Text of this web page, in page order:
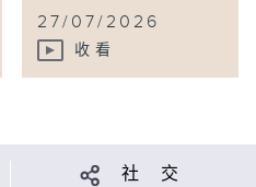
27/07/2026
收看
社 交